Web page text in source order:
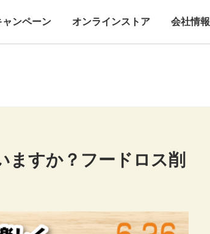
ャンペーン オンラインストア 会社情報
ますか？フードロス削